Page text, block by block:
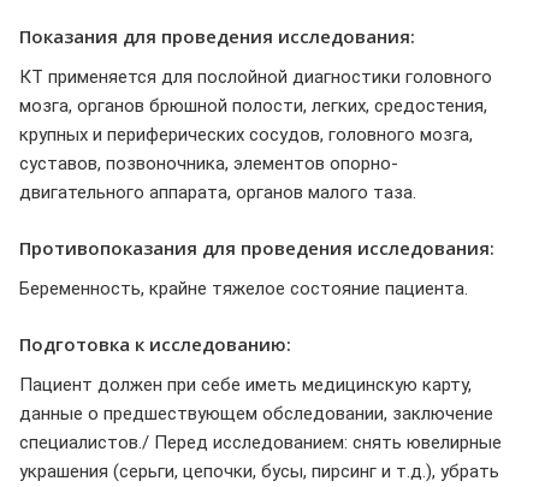
Показания для проведения исследования:
КТ применяется для послойной диагностики головного
мозга, органов брюшной полости, легких, средостения,
крупных и периферических сосудов, головного мозга,
суставов, позвоночника, элементов опорно-
двигательного аппарата, органов малого таза.
Противопоказания для проведения исследования:
Беременность, крайне тяжелое состояние пациента.
Подготовка к исследованию:
Пациент должен при себе иметь медицинскую карту,
данные о предшествующем обследовании, заключение
специалистов./ Перед исследованием: снять ювелирные
украшения (серьги, цепочки, бусы, пирсинг и т.д.), убрать